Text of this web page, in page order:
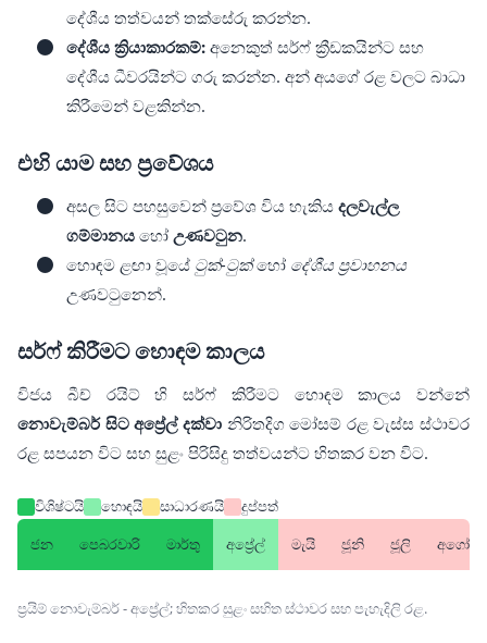
දේශීය තත්වයන් තක්සේරු කරන්න.
දේශීය ක්‍රියාකාරකම්: අනෙකුත් සර්ෆ් ක්‍රීඩකයින්ට සහ
දේශීය ධීවරයින්ට ගරු කරන්න. අන් අයගේ රළ වලට බාධා
කිරීමෙන් වළකින්න.
එහි යාම සහ ප්‍රවේශය
අසල සිට පහසුවෙන් ප්‍රවේශ විය හැකිය දලවැල්ල
ගම්මානය හෝ උණවටුන.
හොඳම ළඟා වූයේ ටුක්-ටුක්හෝ දේශීය ප්‍රවාහනය
උණවටුනෙන්.
සර්ෆ් කිරීමට හොඳම කාලය
විජය බීච් රයිට් හි සර්ෆ් කිරීමට හොඳම කාලය වන්නේ
නොවැම්බර් සිට අප්‍රේල් දක්වානිරිතදිග මෝසම් රළ වැස්ස ස්ථාවර
රළ සපයන විට සහ සුළං පිරිසිදු තත්වයන්ට හිතකර වන විට.
විශිෂ්ටයි හොඳයි සාධාරණයි
දුප්පත්
ජන
පෙබරවාරි මාර්තු අප්‍රේල් මැයි ජූනි ජූලි
ප්‍රයිම් නොවැම්බර් - අප්‍රේල්; හිතකර සුළං සහිත ස්ථාවර සහ පැහැදිලි රළ.